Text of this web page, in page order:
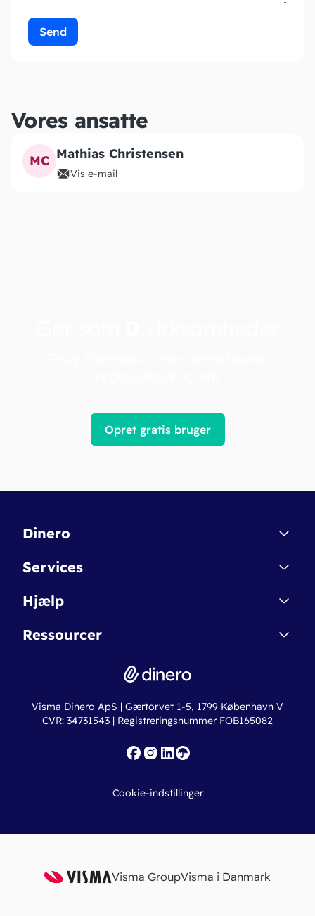
Send
Vores ansatte
MC Mathias Christensen
Vis e-mail
Opret gratis bruger
Dinero
Kontakt
Betingelser & Sikkerhed
Nye funktioner
Services
Dinero Starter
Dinero Pro
Erhvervslån
Fakturaskabeloner
Hjælp
Regnskabsordbogen
Online regnskabskurser
Ressourcer
Ny virksomhed
Iværksætterlegat
Visma Dinero ApS | Gærtorvet 1-5, 1799 København V
CVR: 34731543 | Registreringsnummer FOB165082
Cookie-indstillinger
Visma GroupVisma i Danmark